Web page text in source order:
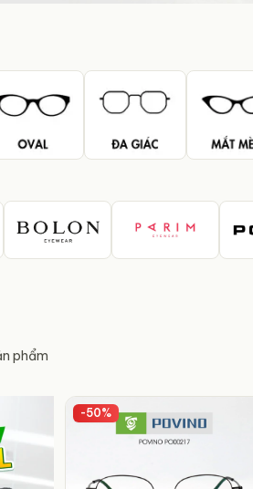
7 ngày
chóng
Tư vấn tận tâm
Hỗ trợ chọn gọng phù hợp
phẩm
-50%